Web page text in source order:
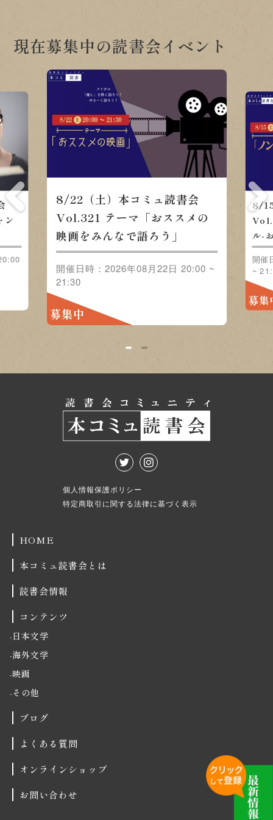
現在募集中の読書会イベント
ン
8/22（土）本コミュ読書会
Vol.321 テーマ「おススメの
映画をみんなで語ろう」
開催日時：2026年08月22日 20:00 ~
21:30
募集中
8/
ル-
開催
~
募集
1 2
個人情報保護ポリシー
特定商取引に関する法律に基づく表示
HOME
本コミュ読書会とは
読書会情報
コンテンツ
日本文学
海外文学
映画
その他
ブログ
よくある質問
オンラインショップ
お問い合わせ